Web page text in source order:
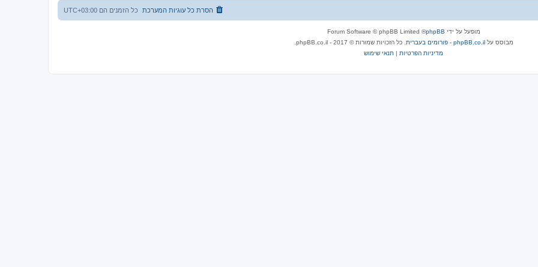
כל הזמנים הם UTC+03:00 הסרת כל עוגיות המערכת
מופעל על ידי phpBB
® Forum Software © phpBB Limited
מבוסס עלphpBB.co.il - פורומים בעברית
. כל הזכויות שמורות © 2017 - phpBB.co.il.
מדיניות הפרטיות | תנאי שימוש